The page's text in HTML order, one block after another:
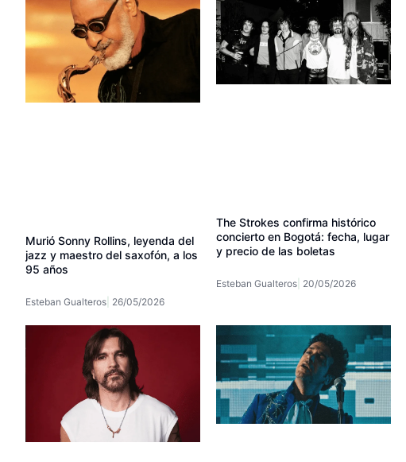
Murió Sonny Rollins, leyenda del
jazz y maestro del saxofón, a los
95 años
Esteban Gualteros 26/05/2026
The Strokes confirma histórico
concierto en Bogotá: fecha, lugar
y precio de las boletas
Esteban Gualteros 20/05/2026